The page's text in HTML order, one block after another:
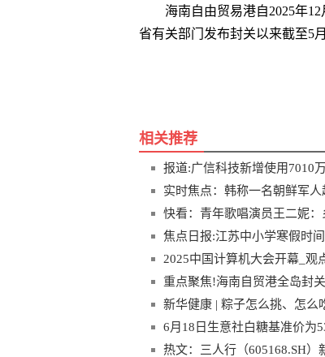
海南自由贸易港自2025年
省有关部门发布封关以来截至5
相关推荐
报道:广信科技新增使用7010
产34.65%
实时焦点：韩称一名朝鲜军
快看：青年歌唱演员王二妮
焦点日报:江苏中小学寒假时
2025中国计算机大会开幕_观
重点聚焦!海南自贸港全岛封
新华健康 | 粽子怎么挑、怎么
6月18日生意社白糖基准价为
热文：三人行（605168.SH